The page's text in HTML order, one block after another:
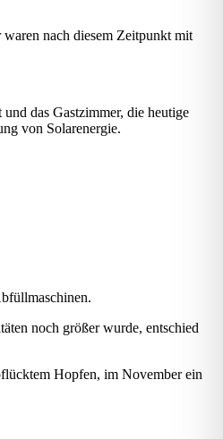
nach diesem Zeitpunkt mit
das Gastzimmer, die heutige
von Solarenergie.
noch größer wurde, entschied
Hopfen, im November ein